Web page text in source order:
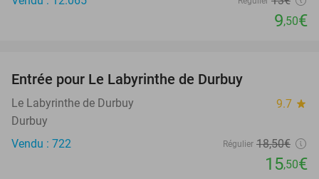
9,50€
Entrée pour Le Labyrinthe de Durbuy
Le Labyrinthe de Durbuy 9.7 star
Durbuy
Vendu : 722
Régulier 18,50€
15,50€